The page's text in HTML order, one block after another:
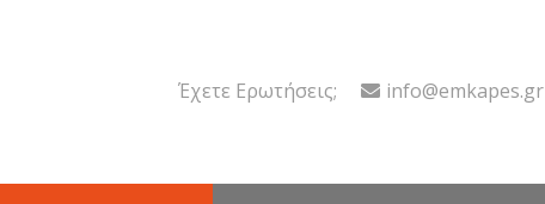
Έχετε Ερωτήσεις; info@emkapes.gr